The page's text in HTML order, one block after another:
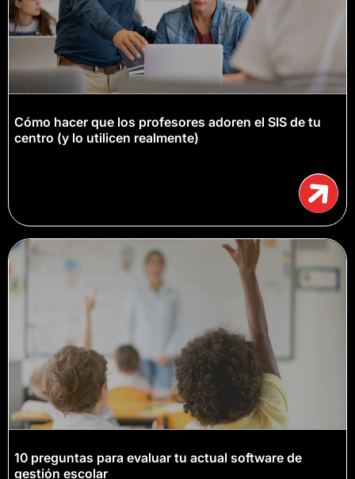
Cómo hacer que los profesores adoren el SIS de tu
centro (y lo utilicen realmente)
10 preguntas para evaluar tu actual software de
gestión escolar